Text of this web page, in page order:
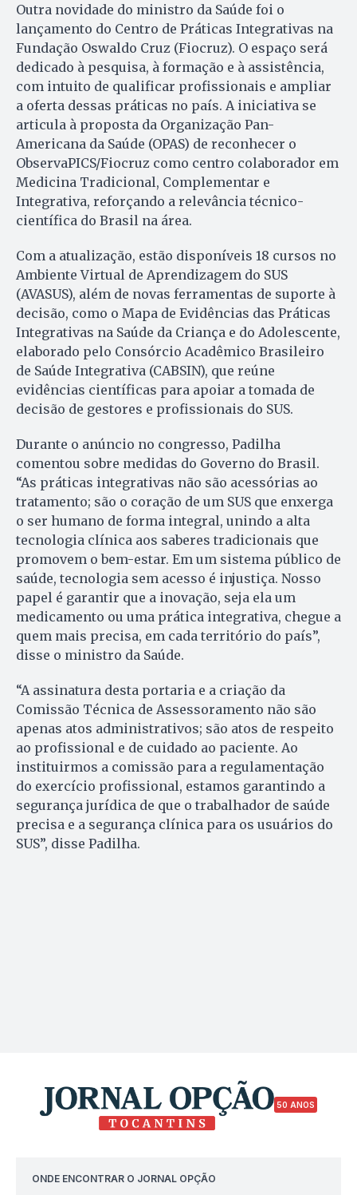
Outra novidade do ministro da Saúde foi o
lançamento do Centro de Práticas Integrativas na
Fundação Oswaldo Cruz (Fiocruz). O espaço será
dedicado à pesquisa, à formação e à assistência,
com intuito de qualificar profissionais e ampliar
a oferta dessas práticas no país. A iniciativa se
articula à proposta da Organização Pan-
Americana da Saúde (OPAS) de reconhecer o
ObservaPICS/Fiocruz como centro colaborador em
Medicina Tradicional, Complementar e
Integrativa, reforçando a relevância técnico-
científica do Brasil na área.
Com a atualização, estão disponíveis 18 cursos no
Ambiente Virtual de Aprendizagem do SUS
(AVASUS), além de novas ferramentas de suporte à
decisão, como o Mapa de Evidências das Práticas
Integrativas na Saúde da Criança e do Adolescente,
elaborado pelo Consórcio Acadêmico Brasileiro
de Saúde Integrativa (CABSIN), que reúne
evidências científicas para apoiar a tomada de
decisão de gestores e profissionais do SUS.
Durante o anúncio no congresso, Padilha
comentou sobre medidas do Governo do Brasil.
“As práticas integrativas não são acessórias ao
tratamento; são o coração de um SUS que enxerga
o ser humano de forma integral, unindo a alta
tecnologia clínica aos saberes tradicionais que
promovem o bem-estar. Em um sistema público de
saúde, tecnologia sem acesso é injustiça. Nosso
papel é garantir que a inovação, seja ela um
medicamento ou uma prática integrativa, chegue a
quem mais precisa, em cada território do país”,
disse o ministro da Saúde.
“A assinatura desta portaria e a criação da
Comissão Técnica de Assessoramento não são
apenas atos administrativos; são atos de respeito
ao profissional e de cuidado ao paciente. Ao
instituirmos a comissão para a regulamentação
do exercício profissional, estamos garantindo a
segurança jurídica de que o trabalhador de saúde
precisa e a segurança clínica para os usuários do
SUS”, disse Padilha.
50 ANOS
ONDE ENCONTRAR O JORNAL OPÇÃO